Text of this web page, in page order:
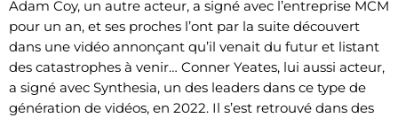
Adam Coy, un autre acteur, a signé avec l’entreprise MCM
pour un an, et ses proches l’ont par la suite découvert
dans une vidéo annonçant qu’il venait du futur et listant
des catastrophes à venir… Conner Yeates, lui aussi acteur,
a signé avec Synthesia, un des leaders dans ce type de
génération de vidéos, en 2022. Il s’est retrouvé dans des